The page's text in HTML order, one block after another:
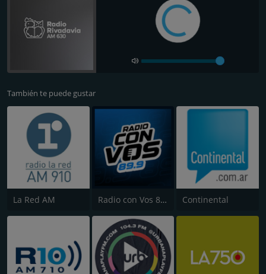
También te puede gustar
La Red AM Radio con Vos 89.9 FM Continental